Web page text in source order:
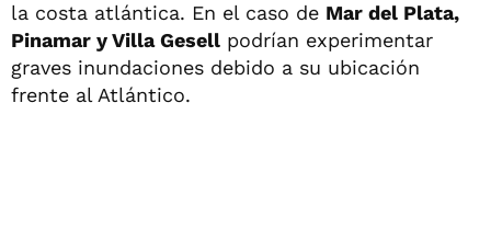
la costa atlántica. En el caso de Mar del Plata,
Pinamar y Villa Gesell podrían experimentar
graves inundaciones debido a su ubicación
frente al Atlántico.